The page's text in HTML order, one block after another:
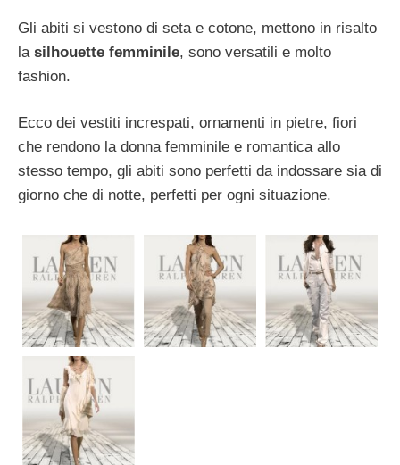
Gli abiti si vestono di seta e cotone, mettono in risalto
la silhouette femminile, sono versatili e molto
fashion.
Ecco dei vestiti increspati, ornamenti in pietre, fiori
che rendono la donna femminile e romantica allo
stesso tempo, gli abiti sono perfetti da indossare sia di
giorno che di notte, perfetti per ogni situazione.